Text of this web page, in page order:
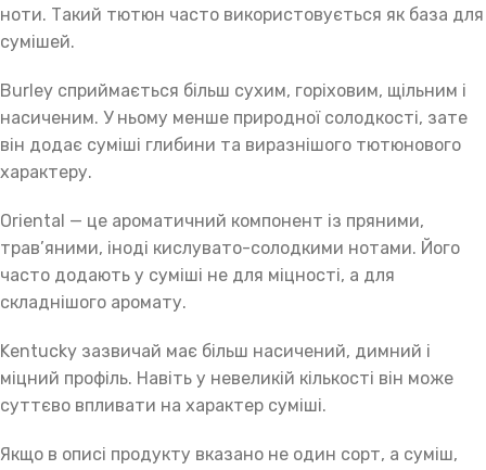
ноти. Такий тютюн часто використовується як база для
сумішей.
Burley сприймається більш сухим, горіховим, щільним і
насиченим. У ньому менше природної солодкості, зате
він додає суміші глибини та виразнішого тютюнового
характеру.
Oriental — це ароматичний компонент із пряними,
трав’яними, іноді кислувато-солодкими нотами. Його
часто додають у суміші не для міцності, а для
складнішого аромату.
Kentucky зазвичай має більш насичений, димний і
міцний профіль. Навіть у невеликій кількості він може
суттєво впливати на характер суміші.
Якщо в описі продукту вказано не один сорт, а суміш,